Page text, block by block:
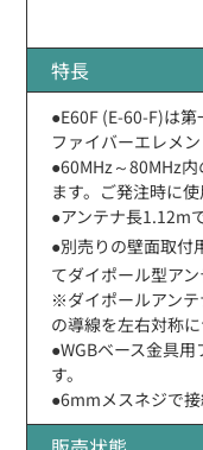
特長
●E60F (E-60-F)は
ファイバーエレメ
●60MHz～80MHz
ます。ご発注時に
●アンテナ長1.12mで
●別売りの壁面取付
てダイポール型ア
※ダイポールアン
の導線を左右対称
●WGBベース金具
す。
●6mmメスネジで接